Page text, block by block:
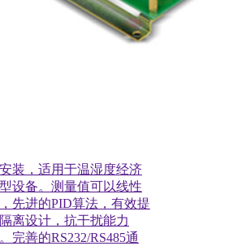
装，适用于温湿度经济
设备。测量值可以线性
先进的PID算法，有效提
离设计，抗干扰能力
完善的RS232/RS485通